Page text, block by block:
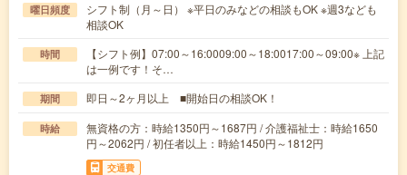
曜日頻度
シフト制（月～日） ※平日のみなどの相談もOK ※週3なども
相談OK
時間
【シフト例】07:00～16:0009:00～18:0017:00～09:00※ 上記
は一例です！そ…
期間 即日～2ヶ月以上 ■開始日の相談OK！
時給
無資格の方：時給1350円～1687円 / 介護福祉士：時給1650
円～2062円 / 初任者以上：時給1450円～1812円
交通費